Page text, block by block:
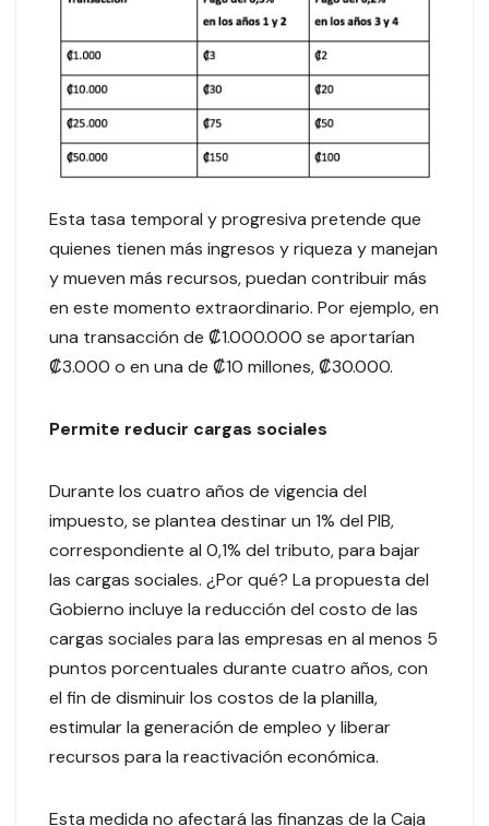
Esta tasa temporal y progresiva pretende que
quienes tienen más ingresos y riqueza y manejan
y mueven más recursos, puedan contribuir más
en este momento extraordinario. Por ejemplo, en
una transacción de ₡1.000.000 se aportarían
₡3.000 o en una de ₡10 millones, ₡30.000.
Permite reducir cargas sociales
Durante los cuatro años de vigencia del
impuesto, se plantea destinar un 1% del PIB,
correspondiente al 0,1% del tributo, para bajar
las cargas sociales. ¿Por qué? La propuesta del
Gobierno incluye la reducción del costo de las
cargas sociales para las empresas en al menos 5
puntos porcentuales durante cuatro años, con
el fin de disminuir los costos de la planilla,
estimular la generación de empleo y liberar
recursos para la reactivación económica.
Esta medida no afectará las finanzas de la Caja